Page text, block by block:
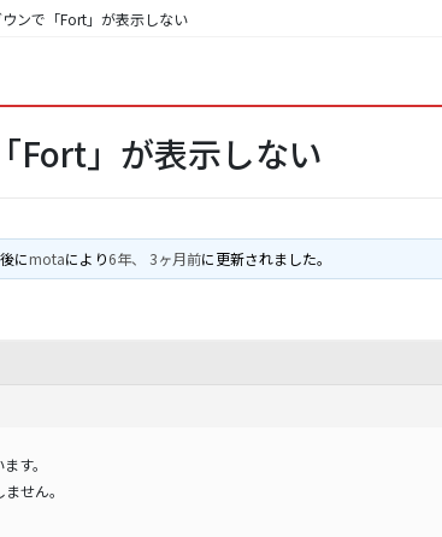
ンで「Fort」が表示しない
Fort」が表示しない
にmotaにより6年、 3ヶ月前に更新されました。
す。
せん。